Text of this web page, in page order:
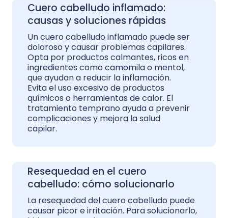
Cuero cabelludo inflamado:
causas y soluciones rápidas
Un cuero cabelludo inflamado puede ser
doloroso y causar problemas capilares.
Opta por productos calmantes, ricos en
ingredientes como camomila o mentol,
que ayudan a reducir la inflamación.
Evita el uso excesivo de productos
químicos o herramientas de calor. El
tratamiento temprano ayuda a prevenir
complicaciones y mejora la salud
capilar.
Resequedad en el cuero
cabelludo: cómo solucionarlo
La resequedad del cuero cabelludo puede
causar picor e irritación. Para solucionarlo,